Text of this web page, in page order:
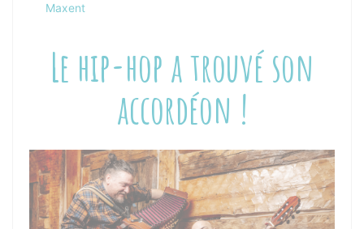
Maxent
Le hip-hop a trouvé son
accordéon !